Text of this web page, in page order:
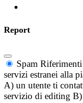
Report
Spam
servizi estranei alla
A) un utente ti
servizio di editing